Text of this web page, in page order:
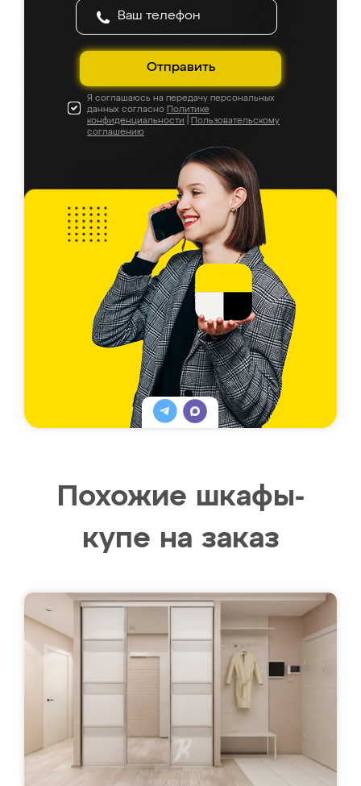
Отправить
Я соглашаюсь на передачу персональных
данных согласно Политике
конфиденциальности
Пользовательскому
соглашению
Похожие шкафы-
купе на заказ